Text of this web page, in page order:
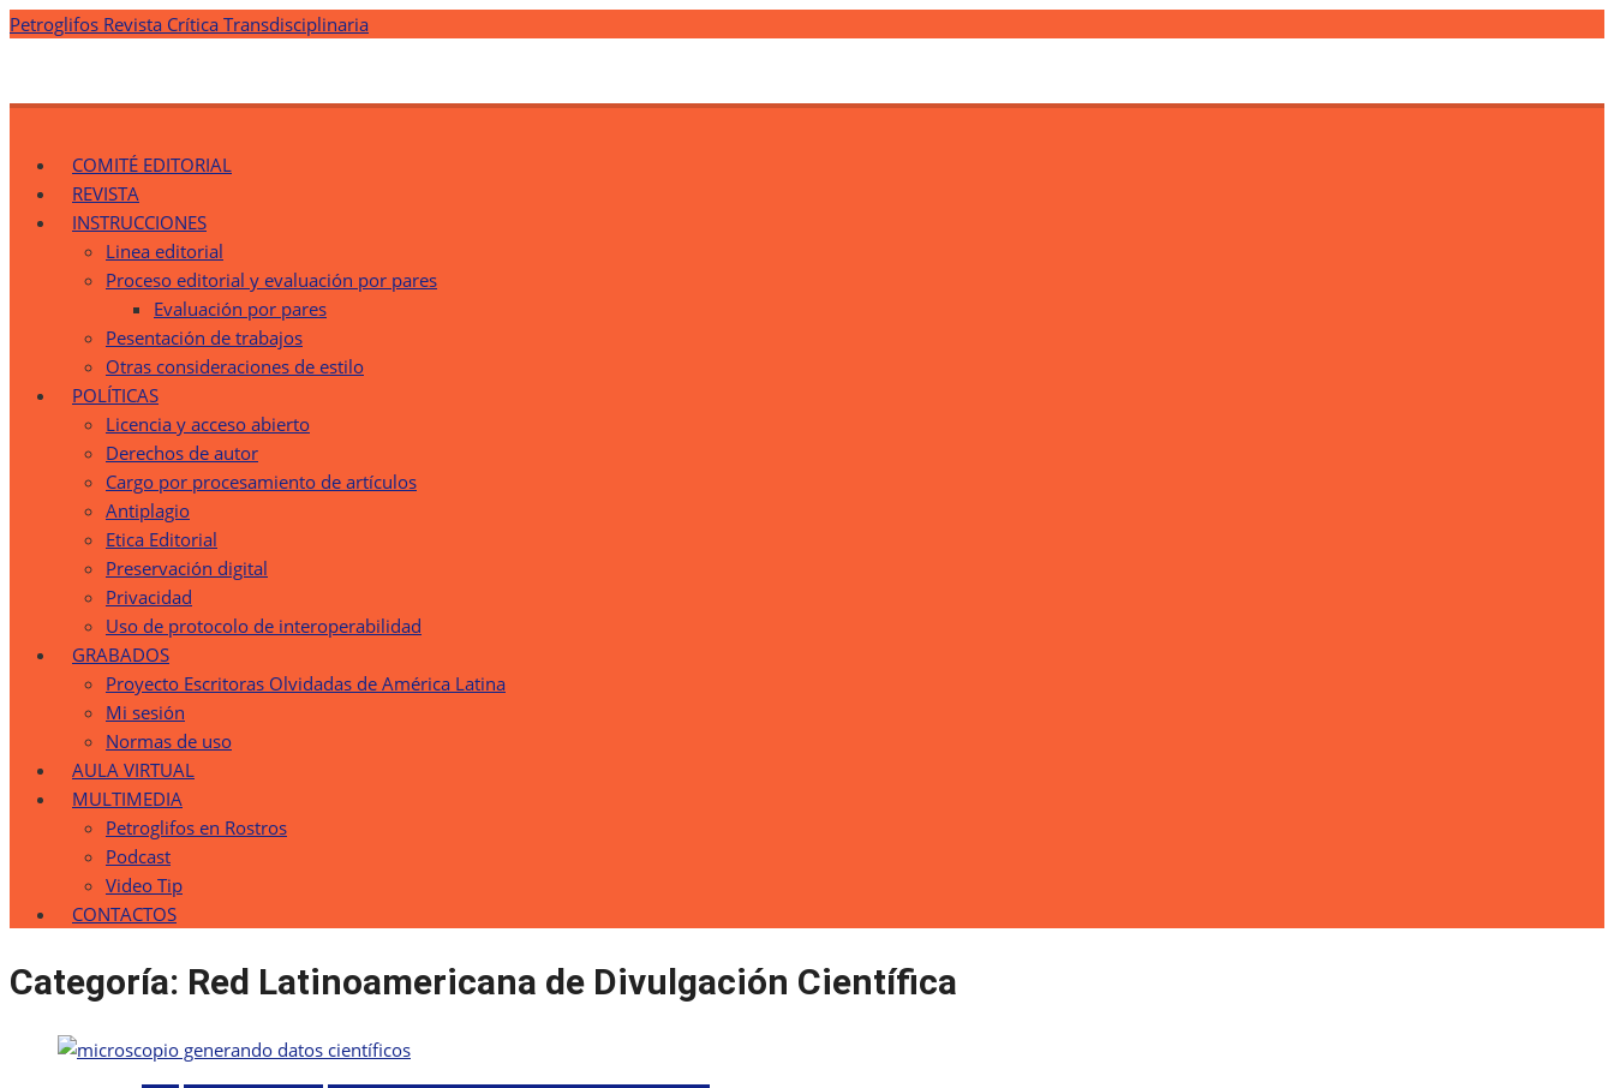
Saltar
Petroglifos Revista Crítica Transdisciplinaria
COMITÉ EDITORIAL
REVISTA
INSTRUCCIONES
Linea editorial
Proceso editorial y evaluación por pares
Evaluación por pares
Pesentación de trabajos
Otras consideraciones de estilo
POLÍTICAS
Licencia y acceso abierto
Derechos de autor
Cargo por procesamiento de artículos
Antiplagio
Etica Editorial
Preservación digital
Privacidad
Uso de protocolo de interoperabilidad
GRABADOS
Proyecto Escritoras Olvidadas de América Latina
Mi sesión
Normas de uso
AULA VIRTUAL
MULTIMEDIA
Petroglifos en Rostros
Podcast
Video Tip
CONTACTOS
Categoría: Red Latinoamericana de Divulgación Científica